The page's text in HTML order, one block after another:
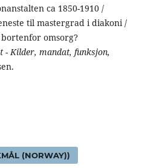
ca 1850-1910 /
til mastergrad i diakoni /
omsorg?
- Kilder, mandat, funksjon,
(NORWAY))